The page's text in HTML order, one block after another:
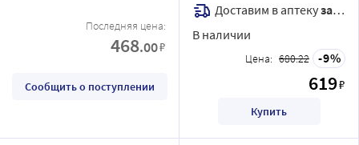
Последняя цена:
468.00₽
Сообщить о поступлении
Доставим в аптекузавтра
В наличии
Цена: 680.22 9
619₽
Купить